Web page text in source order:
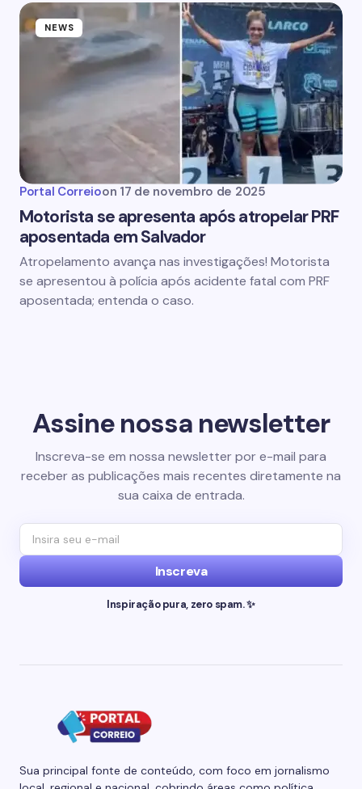
NEWS
Portal Correioon 17 de novembro de 2025
Motorista se apresenta após atropelar PRF
aposentada em Salvador
Atropelamento avança nas investigações! Motorista
se apresentou à polícia após acidente fatal com PRF
aposentada; entenda o caso.
Assine nossa newsletter
Inscreva-se em nossa newsletter por e-mail para
receber as publicações mais recentes diretamente na
sua caixa de entrada.
Inscreva
Inspiração pura, zero spam. ✨
Sua principal fonte de conteúdo, com foco em jornalismo